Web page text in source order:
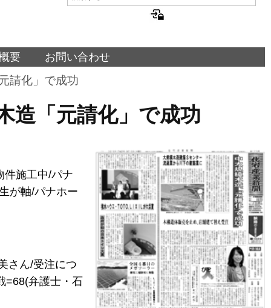
要 お問い合わせ
請化」で成功
造「元請化」で成功
件施工中/パナ
が軸/パナホー
さん/受注につ
=68(弁護士・石